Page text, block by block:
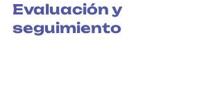
Evaluación y
seguimiento